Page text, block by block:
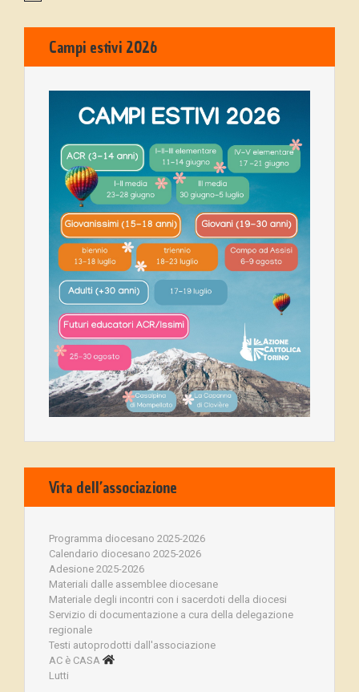
Campi estivi 2026
Vita dell’associazione
Programma diocesano 2025-2026
Calendario diocesano 2025-2026
Adesione 2025-2026
Materiali dalle assemblee diocesane
Materiale degli incontri con i sacerdoti della diocesi
Servizio di documentazione a cura della delegazione
regionale
Testi autoprodotti dall'associazione
AC è CASA
Lutti